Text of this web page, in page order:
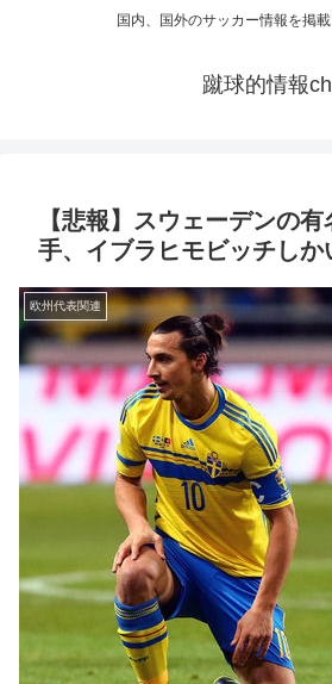
国内、国外のサッカー情報を掲載
蹴球的情報ch
【悲報】スウェーデンの
手、イブラヒモビッチしか
欧州代表関連